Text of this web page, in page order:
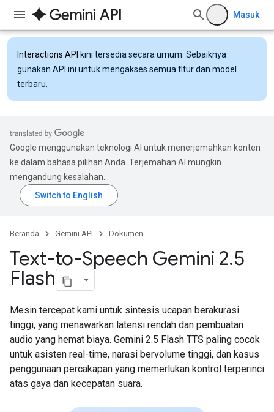
Masuk
Interactions API kini tersedia secara umum. Sebaiknya
gunakan API ini untuk mengakses semua fitur dan model
terbaru.
Google menggunakan teknologi AI untuk menerjemahkan konten
ke dalam bahasa pilihan Anda. Terjemahan AI mungkin
mengandung kesalahan.
Beranda Gemini API Dokumen
Text-to-Speech Gemini 2.5
Flash
Mesin tercepat kami untuk sintesis ucapan berakurasi
tinggi, yang menawarkan latensi rendah dan pembuatan
audio yang hemat biaya. Gemini 2.5 Flash TTS paling cocok
untuk asisten real-time, narasi bervolume tinggi, dan kasus
penggunaan percakapan yang memerlukan kontrol terperinci
atas gaya dan kecepatan suara.